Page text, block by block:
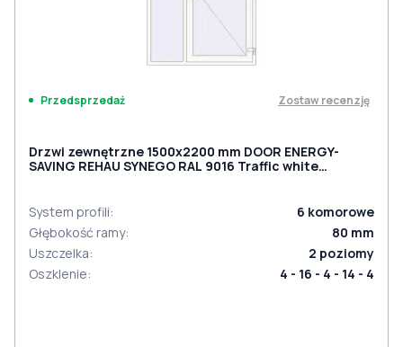
Przedsprzedaż Zostaw recenzję
Drzwi zewnętrzne 1500x2200 mm DOOR ENERGY-
SAVING REHAU SYNEGO RAL 9016 Traffic white
System profili: 6 komorowe
Głębokość ramy: 80 mm
Uszczelka: 2 poziomy
Oszklenie: 4 - 16 - 4 - 14 - 4